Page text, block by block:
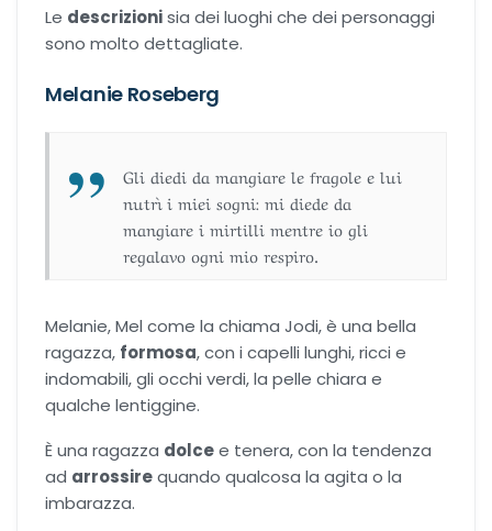
Le descrizionisia dei luoghi che dei personaggi
sono molto dettagliate.
Melanie Roseberg
Gli diedi da mangiare le fragole e lui
nutrì i miei sogni: mi diede da
mangiare i mirtilli mentre io gli
regalavo ogni mio respiro.
Melanie, Mel come la chiama Jodi, è una bella
ragazza, formosa, con i capelli lunghi, ricci e
indomabili, gli occhi verdi, la pelle chiara e
qualche lentiggine.
È una ragazza dolcee tenera, con la tendenza
ad arrossirequando qualcosa la agita o la
imbarazza.